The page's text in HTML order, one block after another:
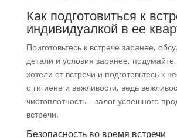
Как подготовиться к
индивидуалкой в ее
Приготовьтесь к встрече заранее,
детали и условия заранее,
хотели от встречи и подготовьтесь к
о гигиене и вежливости, ведь
чистоплотность – залог успешного
встречи.
Безопасность во время встречи